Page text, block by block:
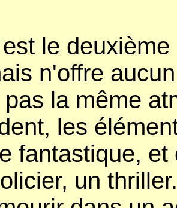
est le
n'offre
la même
les
fantastique,
un